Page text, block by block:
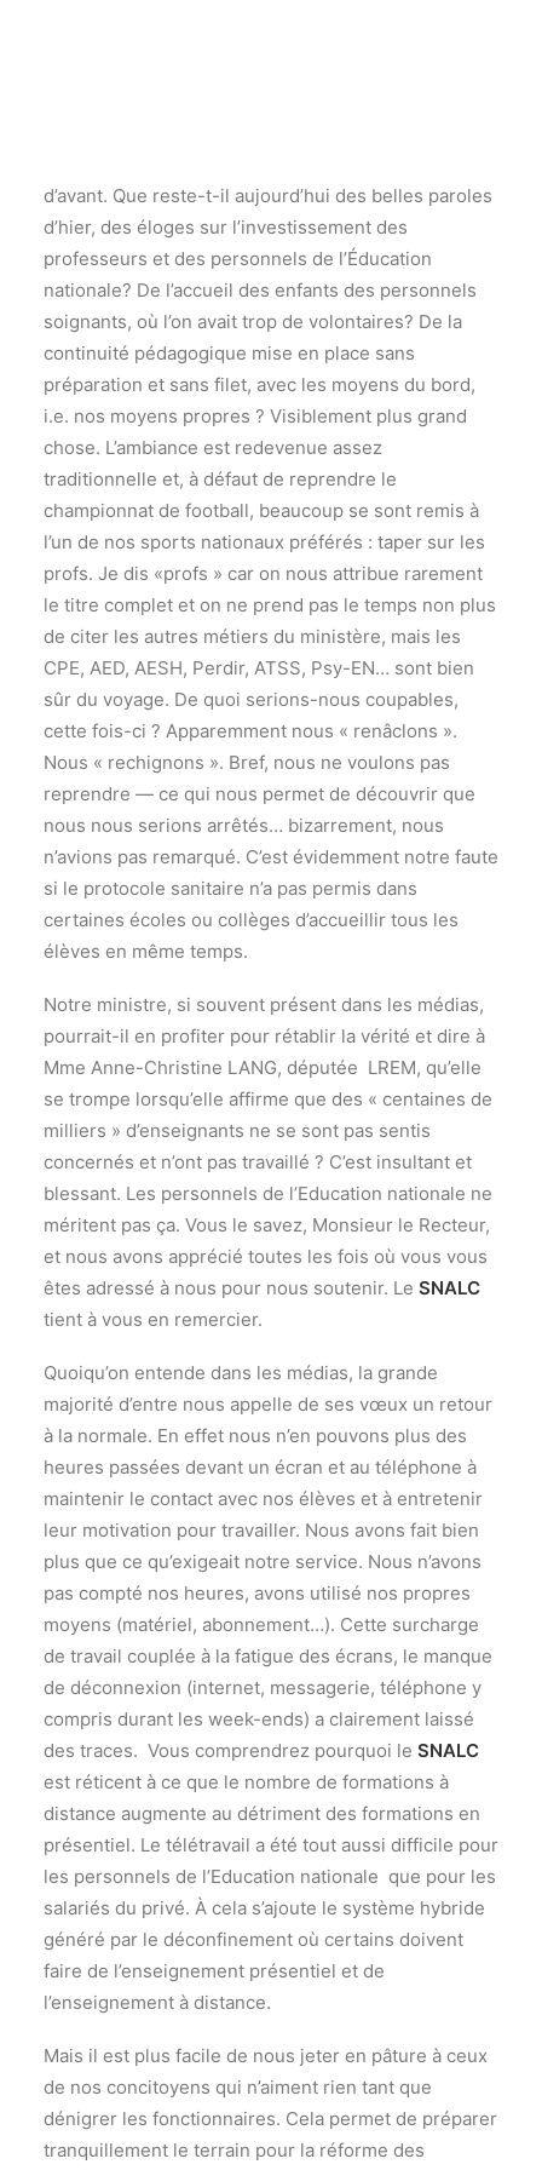
d’avant. Que reste-t-il aujourd’hui des belles paroles
d’hier, des éloges sur l’investissement des
professeurs et des personnels de l’Éducation
nationale? De l’accueil des enfants des personnels
soignants, où l’on avait trop de volontaires? De la
continuité pédagogique mise en place sans
préparation et sans filet, avec les moyens du bord,
i.e. nos moyens propres ? Visiblement plus grand
chose. L’ambiance est redevenue assez
traditionnelle et, à défaut de reprendre le
championnat de football, beaucoup se sont remis à
l’un de nos sports nationaux préférés : taper sur les
profs. Je dis «profs » car on nous attribue rarement
le titre complet et on ne prend pas le temps non plus
de citer les autres métiers du ministère, mais les
CPE, AED, AESH, Perdir, ATSS, Psy-EN… sont bien
sûr du voyage. De quoi serions-nous coupables,
cette fois-ci ? Apparemment nous « renâclons ».
Nous « rechignons ». Bref, nous ne voulons pas
reprendre — ce qui nous permet de découvrir que
nous nous serions arrêtés… bizarrement, nous
n’avions pas remarqué. C’est évidemment notre faute
si le protocole sanitaire n’a pas permis dans
certaines écoles ou collèges d’accueillir tous les
élèves en même temps.
Notre ministre, si souvent présent dans les médias,
pourrait-il en profiter pour rétablir la vérité et dire à
Mme Anne-Christine LANG, députée LREM, qu’elle
se trompe lorsqu’elle affirme que des « centaines de
milliers » d’enseignants ne se sont pas sentis
concernés et n’ont pas travaillé ? C’est insultant et
blessant. Les personnels de l’Education nationale ne
méritent pas ça. Vous le savez, Monsieur le Recteur,
et nous avons apprécié toutes les fois où vous vous
êtes adressé à nous pour nous soutenir. Le SNALC
tient à vous en remercier.
Quoiqu’on entende dans les médias, la grande
majorité d’entre nous appelle de ses vœux un retour
à la normale. En effet nous n’en pouvons plus des
heures passées devant un écran et au téléphone à
maintenir le contact avec nos élèves et à entretenir
leur motivation pour travailler. Nous avons fait bien
plus que ce qu’exigeait notre service. Nous n’avons
pas compté nos heures, avons utilisé nos propres
moyens (matériel, abonnement…). Cette surcharge
de travail couplée à la fatigue des écrans, le manque
de déconnexion (internet, messagerie, téléphone y
compris durant les week-ends) a clairement laissé
des traces. Vous comprendrez pourquoi le SNALC
est réticent à ce que le nombre de formations à
distance augmente au détriment des formations en
présentiel. Le télétravail a été tout aussi difficile pour
les personnels de l’Education nationale que pour les
salariés du privé. À cela s’ajoute le système hybride
généré par le déconfinement où certains doivent
faire de l’enseignement présentiel et de
l’enseignement à distance.
Mais il est plus facile de nous jeter en pâture à ceux
de nos concitoyens qui n’aiment rien tant que
dénigrer les fonctionnaires. Cela permet de préparer
tranquillement le terrain pour la réforme des